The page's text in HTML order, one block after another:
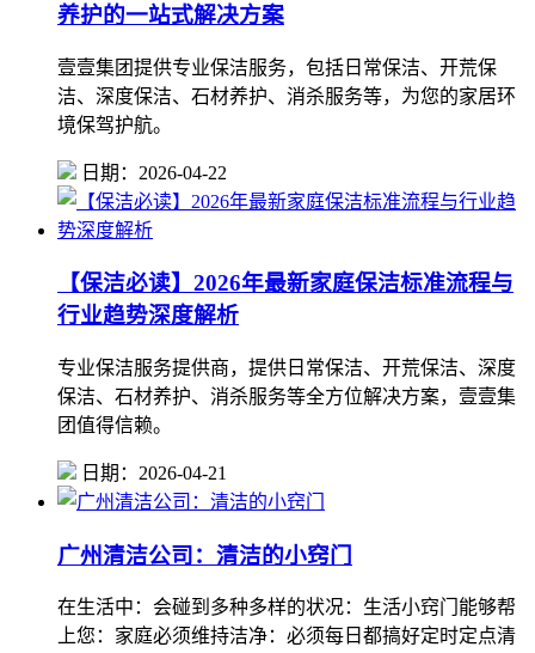
养护的一站式解决方案
壹壹集团提供专业保洁服务，包括日常保洁、开荒保
洁、深度保洁、石材养护、消杀服务等，为您的家居环
境保驾护航。
日期：2026-04-22
【保洁必读】2026年最新家庭保洁标准流程与
行业趋势深度解析
专业保洁服务提供商，提供日常保洁、开荒保洁、深度
保洁、石材养护、消杀服务等全方位解决方案，壹壹集
团值得信赖。
日期：2026-04-21
广州清洁公司：清洁的小窍门
在生活中：会碰到多种多样的状况：生活小窍门能够帮
上您：家庭必须维持洁净：必须每日都搞好定时定点清